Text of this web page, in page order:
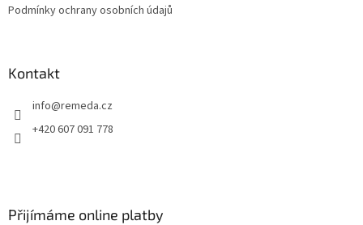
Podmínky ochrany osobních údajů
Kontakt
info@remeda.cz
+420 607 091 778
Přijímáme online platby